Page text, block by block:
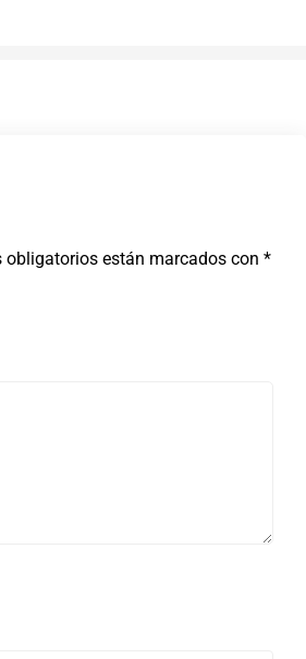
obligatorios están marcados con *